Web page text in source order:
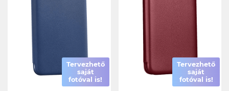
Tervezhető
saját
fotóval is!
Tervezhető
saját
fotóval is!